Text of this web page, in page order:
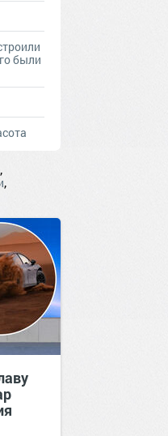
были
,
,